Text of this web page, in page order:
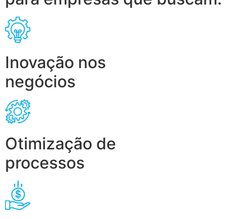
Inovação nos
negócios
Otimização de
processos